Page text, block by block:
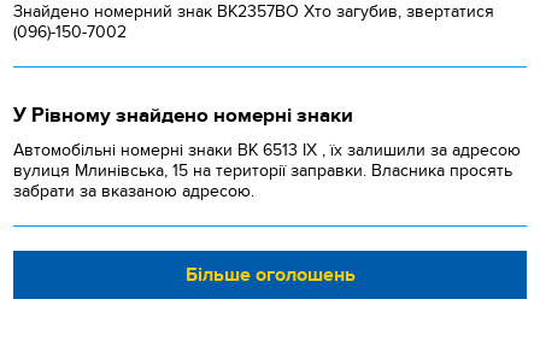
Знайдено номерний знак ВК2357ВО Хто загубив, звертатися
(096)-150-7002
У Рівному знайдено номерні знаки
Автомобільні номерні знаки BK 6513 IX , їх залишили за адресою
вулиця Млинівська, 15 на території заправки. Власника просять
забрати за вказаною адресою.
Більше оголошень